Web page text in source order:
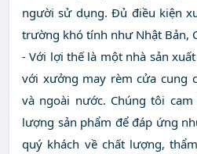
người sử dụng. Đủ điều kiện
trường khó tính như Nhật Bản,
- Với lợi thế là một nhà sản
với xưởng may rèm cửa cung
và ngoài nước. Chúng tôi
lượng sản phẩm để đáp ứng
quý khách về chất lượng,